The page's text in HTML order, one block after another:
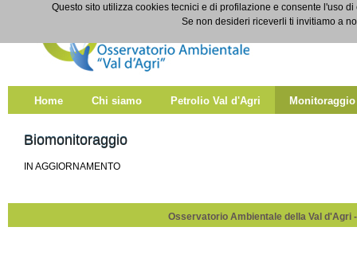
Salta al contenuto
Biomonitoraggio
Home Chi siamo Petrolio Val d'Agri Monitoraggio
Biomonitoraggio
IN AGGIORNAMENTO
Osservatorio Ambientale della Val d'Agri
Questo sito utilizza cookies tecnici e di profilazione e consente l'uso
Se non desideri riceverli ti invitiamo a